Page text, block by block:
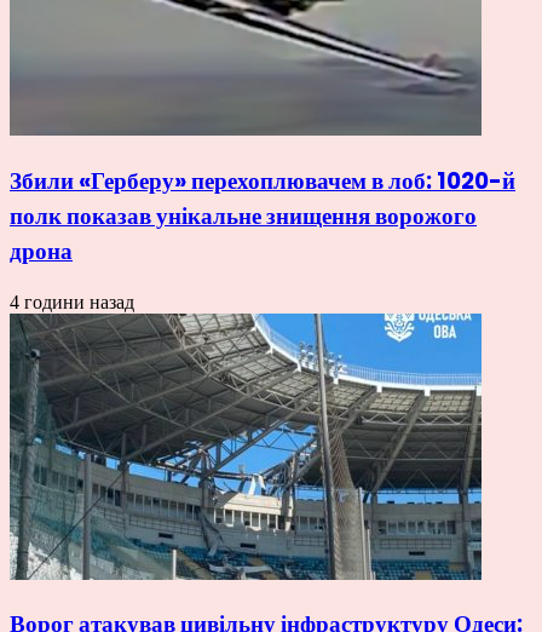
Збили «Герберу» перехоплювачем в лоб: 1020-й
полк показав унікальне знищення ворожого
дрона
4 години назад
Ворог атакував цивільну інфраструктуру Одеси: